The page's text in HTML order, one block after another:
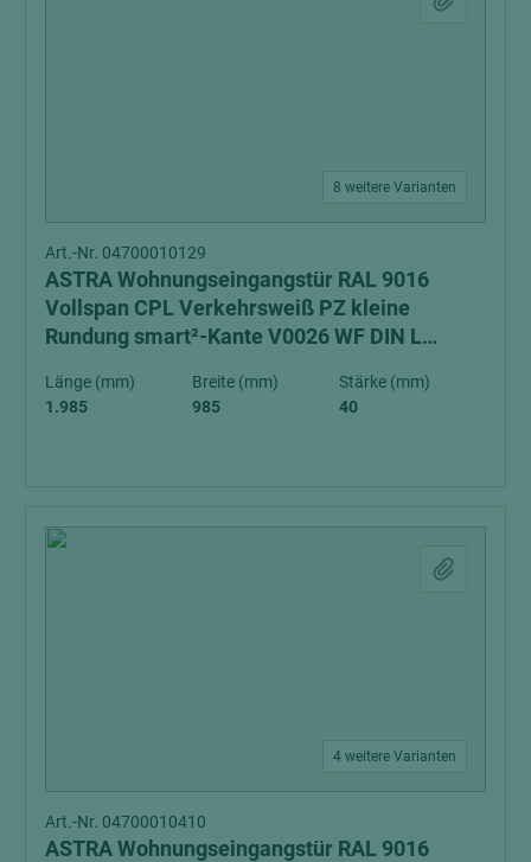
8 weitere Varianten
Art.-Nr. 04700010129
ASTRA Wohnungseingangstür RAL 9016
Vollspan CPL Verkehrsweiß PZ kleine
Rundung smart²-Kante V0026 WF DIN L
Länge (mm)
1.985
Breite (mm)
985
Stärke (mm)
40
4 weitere Varianten
Art.-Nr. 04700010410
ASTRA Wohnungseingangstür RAL 9016